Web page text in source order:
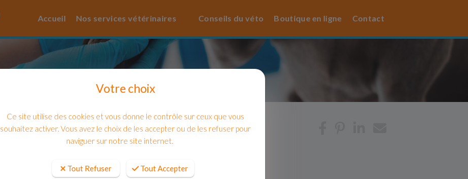
Accueil Nos services vétérinaires Conseils du véto Boutique en ligne Contact
Votre choix
Ce site utilise des cookies et vous donne le contrôle sur ceux que vous
souhaitez activer. Vous avez le choix de les accepter ou de les refuser pour
naviguer sur notre site internet.
Tout Refuser Tout Accepter